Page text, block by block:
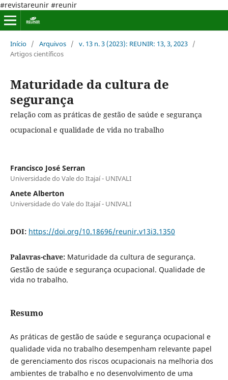
#revistareunir #reunir
Início / Arquivos / v. 13 n. 3 (2023): REUNIR: 13, 3, 2023 /
Artigos científicos
Maturidade da cultura de
segurança
relação com as práticas de gestão de saúde e segurança
ocupacional e qualidade de vida no trabalho
Francisco José Serran
Universidade do Vale do Itajaí - UNIVALI
Anete Alberton
Universidade do Vale do Itajaí - UNIVALI
DOI: https://doi.org/10.18696/reunir.v13i3.1350
Palavras-chave: Maturidade da cultura de segurança.
Gestão de saúde e segurança ocupacional. Qualidade de
vida no trabalho.
Resumo
As práticas de gestão de saúde e segurança ocupacional e
qualidade vida no trabalho desempenham relevante papel
de gerenciamento dos riscos ocupacionais na melhoria dos
ambientes de trabalho e no desenvolvimento de uma